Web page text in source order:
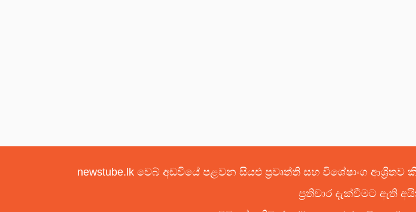
newstube.lk වෙබ් අඩවියේ පළවන සියළු ප්‍රවෘත්ති සහ විශේෂාංග
ප්‍රතිචාර දැක්වීමට ඇති